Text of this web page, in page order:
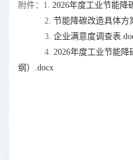
附件：1. 2026年度工业节能降
2. 节能降碳改造具体方
3. 企业满意度调查表
4. 2026年度工业节能
纲）.docx